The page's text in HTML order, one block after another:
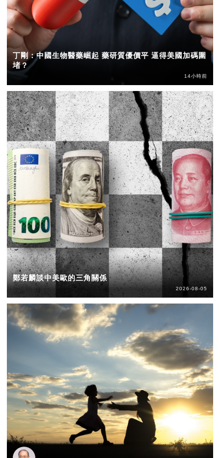
丁剛：中國生物醫藥崛起 藥研質優價平 逼得美國加碼圍
堵？
14小時前
鄭若麟談中美歐的三角關係
2026-08-05